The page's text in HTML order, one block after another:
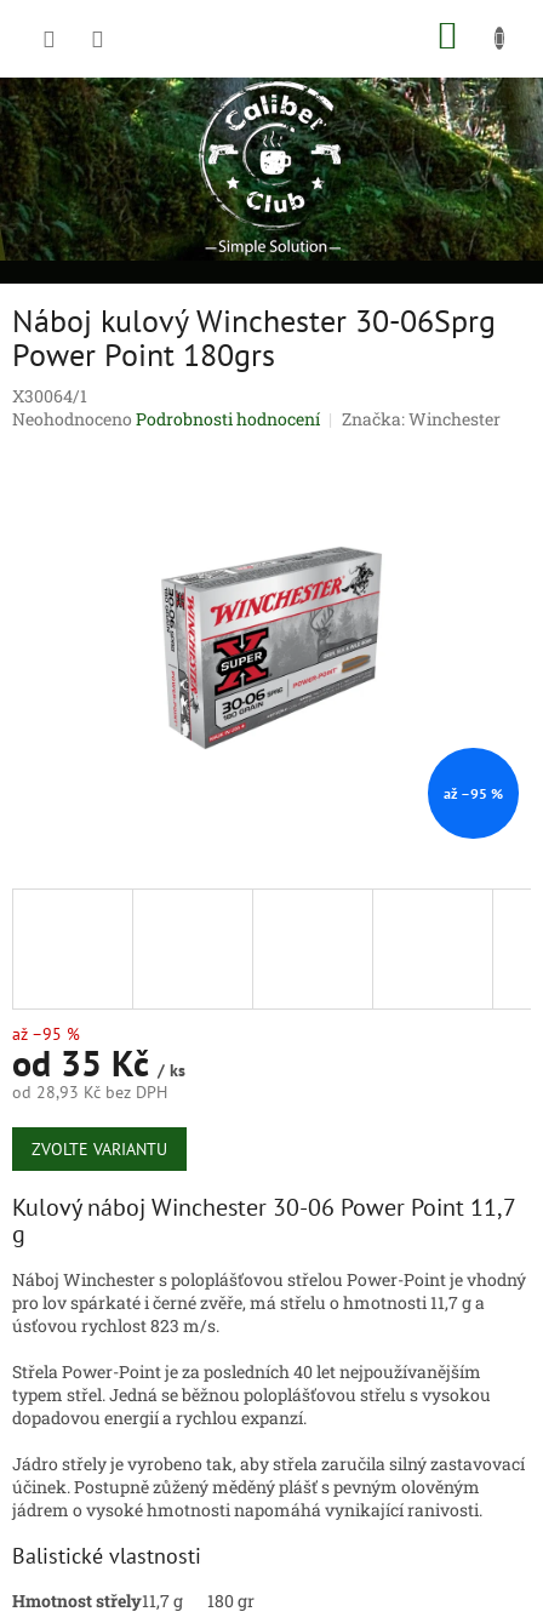
Náboj kulový Winchester 30-06Sprg
Power Point 180grs
X30064/1
Průměrné
Neohodnoceno Podrobnosti hodnocení Značka:Winchester
až –95 %
až –95 %
od 35 Kč / ks
od 28,93 Kč bez DPH
Měrná
cena:
ZVOLTE VARIANTU
Kulový náboj Winchester 30-06 Power Point 11,7
g
Náboj Winchester s poloplášťovou střelou Power-Point je vhodný
pro lov spárkaté i černé zvěře, má střelu o hmotnosti 11,7 g a
úsťovou rychlost 823 m/s.
Střela Power-Point je za posledních 40 let nejpoužívanějším
typem střel. Jedná se běžnou poloplášťovou střelu s vysokou
dopadovou energií a rychlou expanzí.
Jádro střely je vyrobeno tak, aby střela zaručila silný zastavovací
účinek. Postupně zůžený měděný plášť s pevným olověným
jádrem o vysoké hmotnosti napomáhá vynikající ranivosti.
Balistické vlastnosti
Hmotnost střely11,7 g
180 gr